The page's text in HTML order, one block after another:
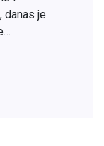
danas je